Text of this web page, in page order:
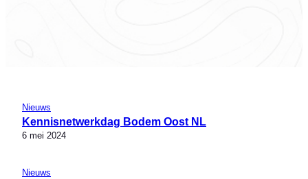
Nieuws
Kennisnetwerkdag Bodem Oost NL
6 mei 2024
Nieuws